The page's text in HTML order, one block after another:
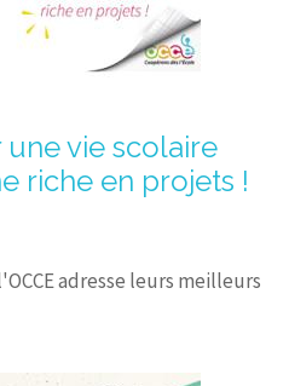
vie scolaire
riche en projets !
adresse leurs meilleurs